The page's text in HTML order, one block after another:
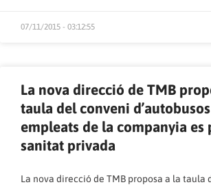
07/11/2015 - 03:12:55
La nova direcció de TMB
taula del conveni
empleats de la companyia es
sanitat privada
La nova direcció de TMB proposa a la taula